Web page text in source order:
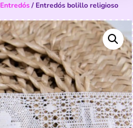
Entredós/ Entredós bolillo religioso